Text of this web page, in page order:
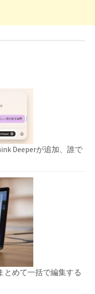
Deeperが追加、誰で
とめて一括で編集する